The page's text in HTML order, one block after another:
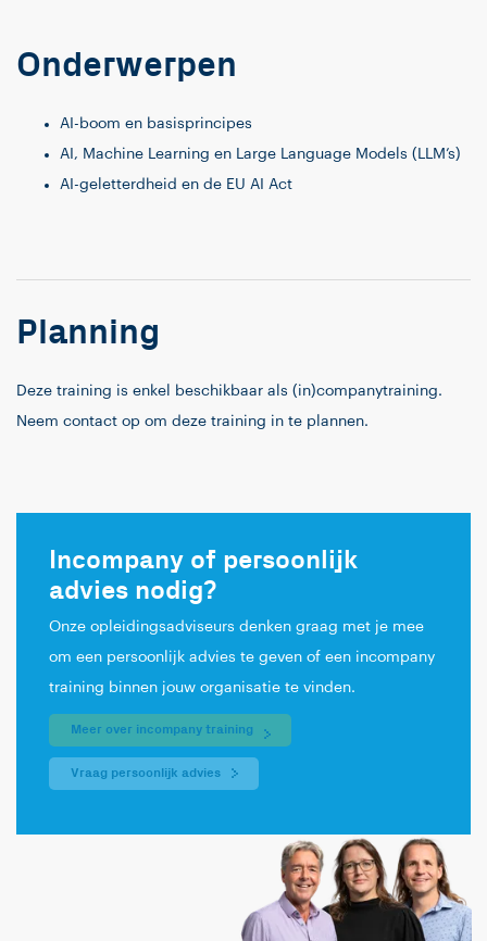
Onderwerpen
AI-boom en basisprincipes
AI, Machine Learning en Large Language Models (LLM’s)
AI-geletterdheid en de EU AI Act
Planning
Deze training is enkel beschikbaar als (in)companytraining.
Neem contact op om deze training in te plannen.
Incompany of persoonlijk
advies nodig?
Onze opleidingsadviseurs denken graag met je mee
om een persoonlijk advies te geven of een incompany
training binnen jouw organisatie te vinden.
Meer over incompany training
Vraag persoonlijk advies